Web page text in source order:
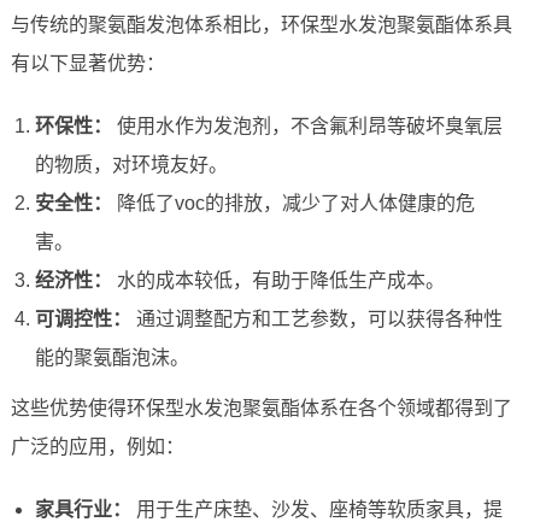
与传统的聚氨酯发泡体系相比，环保型水发泡聚氨酯体系具
有以下显著优势：
环保性：
使用水作为发泡剂，不含氟利昂等破坏臭氧层
的物质，对环境友好。
安全性：
降低了voc的排放，减少了对人体健康的危
害。
经济性：
水的成本较低，有助于降低生产成本。
可调控性：
通过调整配方和工艺参数，可以获得各种性
能的聚氨酯泡沫。
这些优势使得环保型水发泡聚氨酯体系在各个领域都得到了
广泛的应用，例如：
家具行业：
用于生产床垫、沙发、座椅等软质家具，提